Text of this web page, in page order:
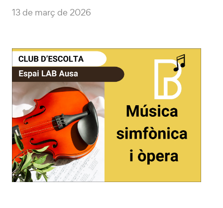
13 de març de 2026